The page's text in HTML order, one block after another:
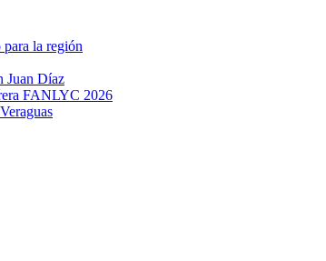
la región
Juan Díaz
FANLYC 2026